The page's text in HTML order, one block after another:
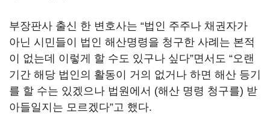
부장판사 출신 한 변호사는 “법인 주주나 채권자가
아닌 시민들이 법인 해산명령을 청구한 사례는 본적
이 없는데 이렇게 할 수도 있구나 싶다”면서도 “오랜
기간 해당 법인의 활동이 거의 없거나 하면 해산 등기
를 할 수는 있겠으나 법원에서 (해산 명령 청구를) 받
아들일지는 모르겠다”고 했다.